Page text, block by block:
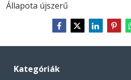
Állapota újszerű
Kategóriák